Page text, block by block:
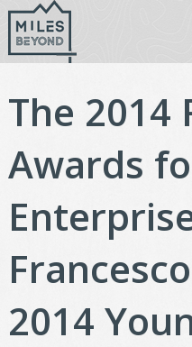
Vai
contenuto
The 2014
Awards
2014